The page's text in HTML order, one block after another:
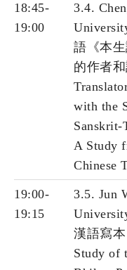
18:45-
19:00
3.4.
語《本
的作者
with the
A Study
Chinese
19:00-
19:15
3.5. Jun
漢語寫
Study of